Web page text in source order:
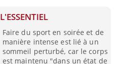
L'ESSENTIEL
Faire du sport en soirée et de
manière intense est lié à un
sommeil perturbé, car le corps
est maintenu "dans un état de